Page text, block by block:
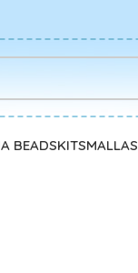
BEADSKITSMALLAS